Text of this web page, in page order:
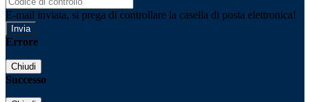
E-mail inviata, si prega di controllare la casella di posta elettronica!
Errore
Chiudi
Successo